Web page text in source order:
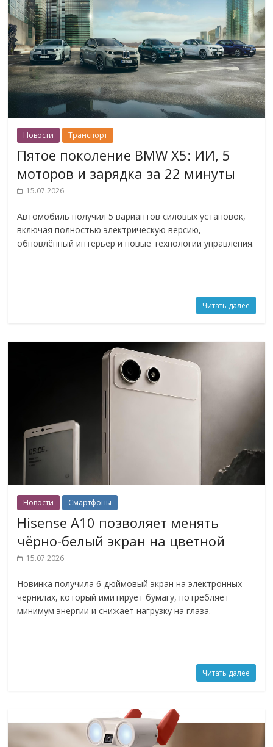
Новости Транспорт
Пятое поколение BMW X5: ИИ, 5
моторов и зарядка за 22 минуты
15.07.2026
Автомобиль получил 5 вариантов силовых установок,
включая полностью электрическую версию,
обновлённый интерьер и новые технологии управления.
Читать далее
Новости Смартфоны
Hisense A10 позволяет менять
чёрно-белый экран на цветной
15.07.2026
Новинка получила 6-дюймовый экран на электронных
чернилах, который имитирует бумагу, потребляет
минимум энергии и снижает нагрузку на глаза.
Читать далее